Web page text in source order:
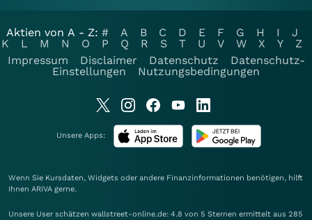
Aktien von A - Z: # A B C D E F G H I
J
K
L M N O P Q R S T U V W X Y
Z
Impressum
Disclaimer Datenschutz
Datenschutz-
Einstellungen
Nutzungsbedingungen
Unsere Apps:
Wenn Sie Kursdaten, Widgets oder andere Finanzinformationen benötigen, hilft
Ihnen ARIVA gerne.
Unsere User schätzen wallstreet-online.de: 4.8 von 5 Sternen ermittelt aus 285